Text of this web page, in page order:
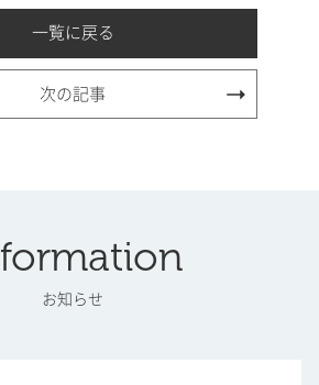
一覧に戻る
次の記事
お知らせ